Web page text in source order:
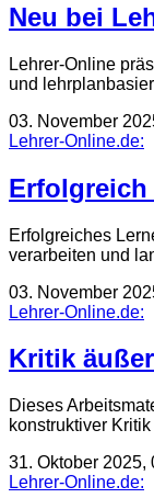
Neu bei
Lehrer-Online
und
03. November
Lehrer-Online.de:
Erfolgreich
Erfolgreiches
verarbeiten und
03. November
Lehrer-Online.de:
Kritik
Dieses
konstruktiver
31. Oktober 2025,
Lehrer-Online.de: